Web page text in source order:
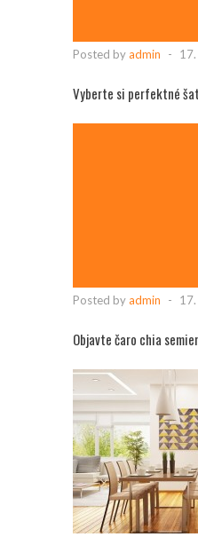
Posted byadmin -
Vyberte si perfektné
Posted byadmin -
Objavte čaro chia